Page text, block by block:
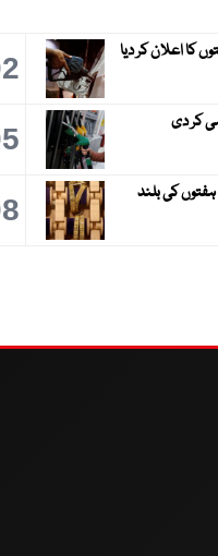
کا اعلان کر دیا
کر دی
عالمی مارکیٹ میں سونا مزید مہنگا ، قیمت 7 ہفتوں کی بلند